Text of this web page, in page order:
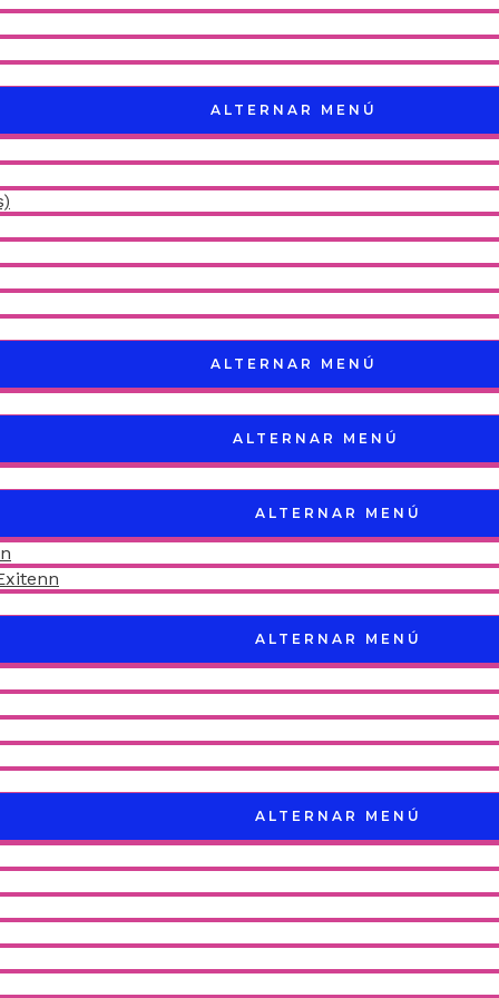
ALTERNAR MENÚ
ALTERNAR MENÚ
ALTERNAR MENÚ
ALTERNAR MENÚ
ALTERNAR MENÚ
ALTERNAR MENÚ